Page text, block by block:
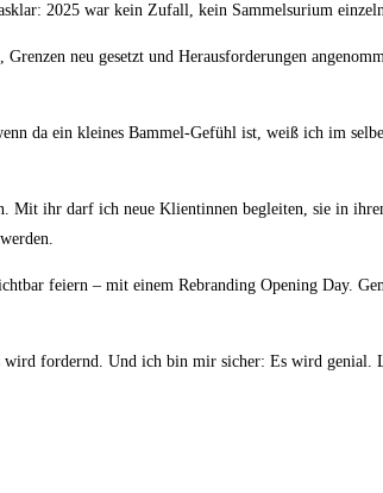
2025 war kein Zufall, kein Sammelsurium
Grenzen neu gesetzt und Herausforderungen
da ein kleines Bammel-Gefühl ist, weiß ich im
Mit ihr darf ich neue Klientinnen begleiten, sie in
feiern – mit einem Rebranding Opening Day.
fordernd. Und ich bin mir sicher: Es wird genial.